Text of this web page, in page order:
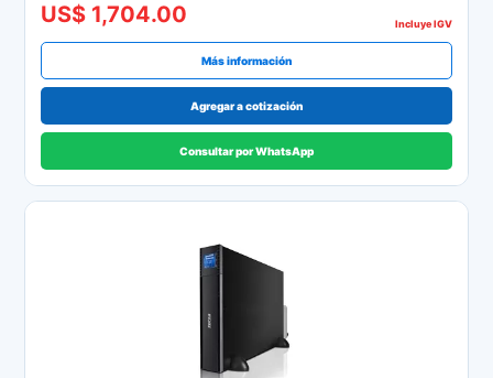
US$ 1,704.00 Incluye IGV
Más información
Agregar a cotización
Consultar por WhatsApp